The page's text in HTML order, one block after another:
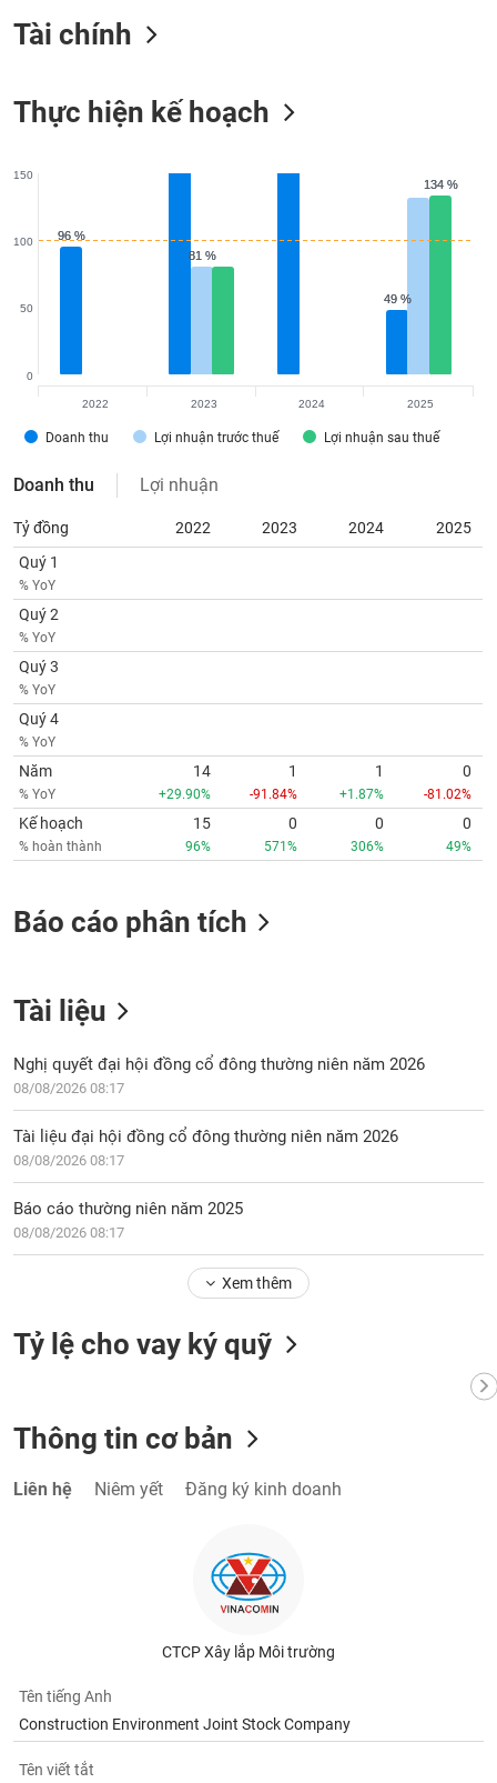
Tài chính
Thực hiện kế hoạch
96 %
96 %
49 %
49 %
81 %
81 %
134 %
134 %
Doanh thu Lợi nhuận trước thuế Lợi nhuận sau thuế
0
50
100
150
2022 2023 2024 2025
Doanh thu Lợi nhuận
Tỷ đồng 2022 2023 2024
2025
Quý 1
% YoY
Quý 2
% YoY
Quý 3
% YoY
Quý 4
% YoY
Năm
% YoY
14
+29.90%
1
-91.84%
1
+1.87%
0
-81.02%
Kế hoạch
% hoàn thành
15
96%
0
571%
0
306%
0
49%
Báo cáo phân tích
Tài liệu
Nghị quyết đại hội đồng cổ đông thường niên năm 2026
08/08/2026 08:17
Tài liệu đại hội đồng cổ đông thường niên năm 2026
08/08/2026 08:17
Báo cáo thường niên năm 2025
08/08/2026 08:17
Xem thêm
Tỷ lệ cho vay ký quỹ
Thông tin cơ bản
Liên hệ Niêm yết Đăng ký kinh doanh
CTCP Xây lắp Môi trường
Tên tiếng Anh
Construction Environment Joint Stock Company
Tên viết tắt
ĐỘNG
khoán
(-)
Chứng chỉ quỹ
đạo
(-)
Tất cả Người nội bộ Người liên quan Cổ đông lớn
Tin
(-)
Bài
viết
của
tác
giả
(-)
Báo
cáo
phân
tích
(-)
ngữ
(-)
Dịch
vụ
Đào
tạo
Sách
đầu
Dữ
liệu